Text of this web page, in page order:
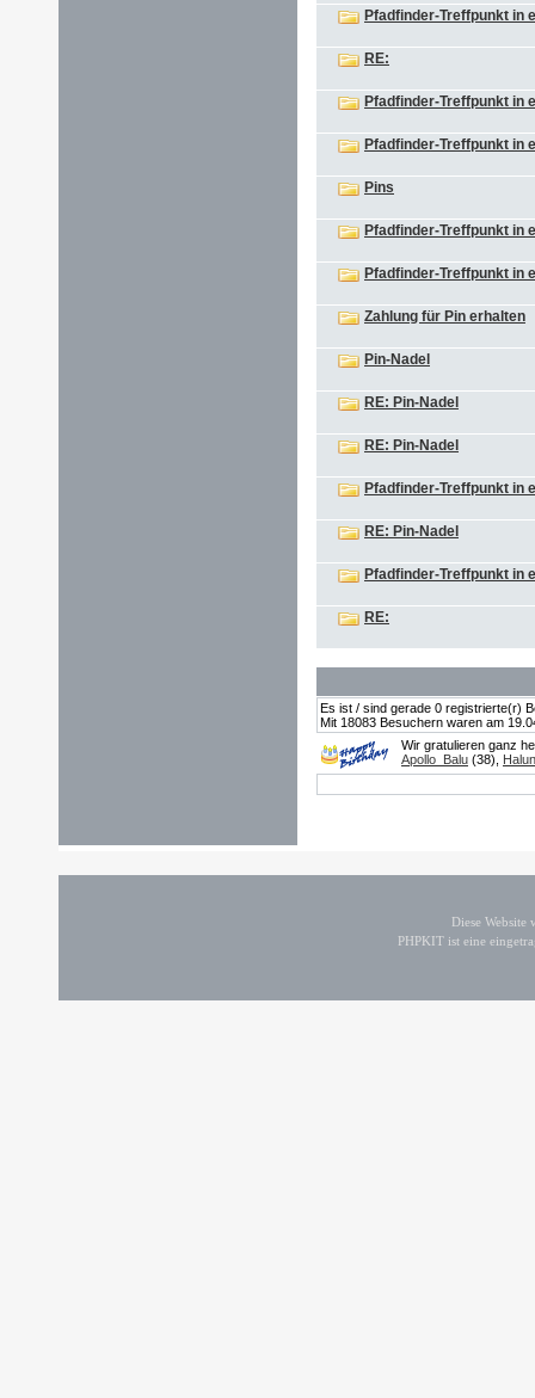
Pfadfinder-Treffpunkt in
RE:
Pfadfinder-Treffpunkt in
Pfadfinder-Treffpunkt in
Pins
Pfadfinder-Treffpunkt in
Pfadfinder-Treffpunkt in
Zahlung für Pin erhalten
Pin-Nadel
RE: Pin-Nadel
RE: Pin-Nadel
Pfadfinder-Treffpunkt in
RE: Pin-Nadel
Pfadfinder-Treffpunkt in
RE:
Es ist / sind gerade 0 registrierte(r)
Mit 18083 Besuchern waren am
Wir gratulieren ganz
Apollo_Balu (38),
Diese
PHPKIT ist eine